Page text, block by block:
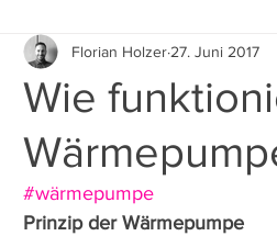
Wie
Florian Holzer 27. Juni 2017
#wärmepumpe
Prinzip der Wärmepumpe